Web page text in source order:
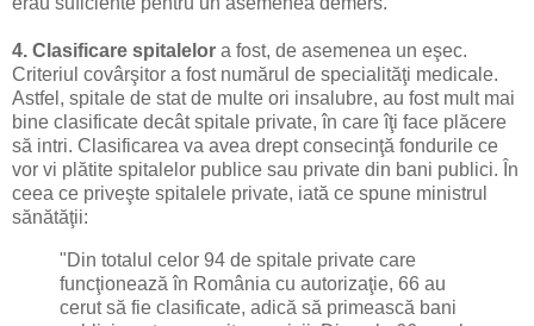
4. Clasificare spitalelor a fost, de asemenea un eşec.
Criteriul covârşitor a fost numărul de specialităţi medicale.
Astfel, spitale de stat de multe ori insalubre, au fost mult mai
bine clasificate decât spitale private, în care îţi face plăcere
să intri. Clasificarea va avea drept consecinţă fondurile ce
vor vi plătite spitalelor publice sau private din bani publici. În
ceea ce priveşte spitalele private, iată ce spune ministrul
sănătăţii:
"Din totalul celor 94 de spitale private care
funcţionează în România cu autorizaţie, 66 au
cerut să fie clasificate, adică să primească bani